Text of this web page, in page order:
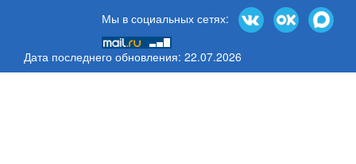
Мы в социальных сетях:
Дата последнего обновления: 22.07.2026